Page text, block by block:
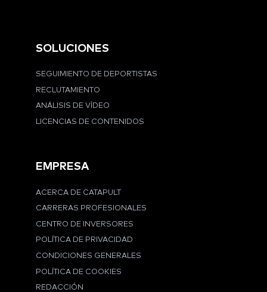
SOLUCIONES
SEGUIMIENTO DE DEPORTISTAS
RECLUTAMIENTO
ANÁLISIS DE VÍDEO
LICENCIAS DE CONTENIDOS
EMPRESA
ACERCA DE CATAPULT
CARRERAS PROFESIONALES
CENTRO DE INVERSORES
POLÍTICA DE PRIVACIDAD
CONDICIONES GENERALES
POLÍTICA DE COOKIES
REDACCIÓN